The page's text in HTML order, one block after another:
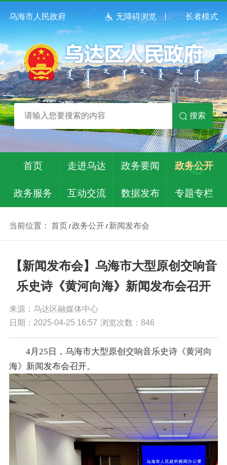
乌海市人民政府 无障碍浏览 长者模式
搜索
首页 走进乌达 政务要闻 政务公开
政务服务 互动交流 数据发布 专题专栏
当前位置： 首页 /政务公开/ 新闻发布会
【新闻发布会】乌海市大型原创交响音
乐史诗《黄河向海》新闻发布会召开
来源：乌达区融媒体中心
日期：2025-04-25 16:57 浏览次数： 846
4月25日，乌海市大型原创交响音乐史诗《黄河向
海》新闻发布会召开。